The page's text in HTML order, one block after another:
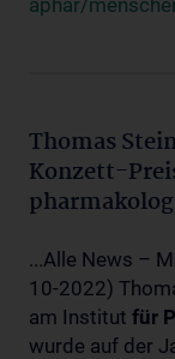
aphar/
Thomas
Konzett-
...Alle News –
10-2022)
am Institut für
wurde auf der